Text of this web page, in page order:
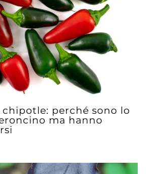
chipotle: perché sono lo
ma hanno